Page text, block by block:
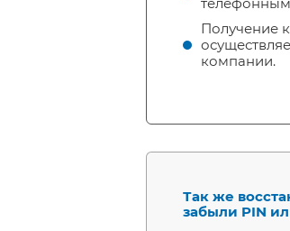
Получение
компании.
Так же
забыли PIN